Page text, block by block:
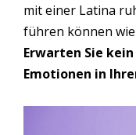
mit einer Latina
führen können
Erwarten Sie
Emotionen in